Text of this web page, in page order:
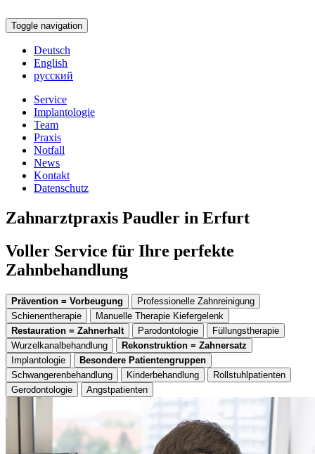
Toggle navigation
Deutsch
English
русский
Service
Implantologie
Team
Praxis
Notfall
News
Kontakt
Datenschutz
Zahnarztpraxis Paudler in Erfurt
Voller Service für Ihre perfekte
Zahnbehandlung
Prävention = Vorbeugung
Professionelle Zahnreinigung
Schienentherapie
Manuelle Therapie Kiefergelenk
Restauration = Zahnerhalt
Parodontologie
Füllungstherapie
Wurzelkanalbehandlung
Rekonstruktion = Zahnersatz
Implantologie
Besondere Patientengruppen
Schwangerenbehandlung
Kinderbehandlung
Rollstuhlpatienten
Gerodontologie
Angstpatienten